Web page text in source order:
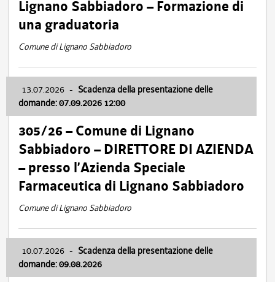
Lignano Sabbiadoro – Formazione di
una graduatoria
Comune di Lignano Sabbiadoro
13.07.2026 - Scadenza della presentazione delle
domande: 07.09.2026 12:00
305/26 – Comune di Lignano
Sabbiadoro – DIRETTORE DI AZIENDA
– presso l’Azienda Speciale
Farmaceutica di Lignano Sabbiadoro
Comune di Lignano Sabbiadoro
10.07.2026 - Scadenza della presentazione delle
domande: 09.08.2026